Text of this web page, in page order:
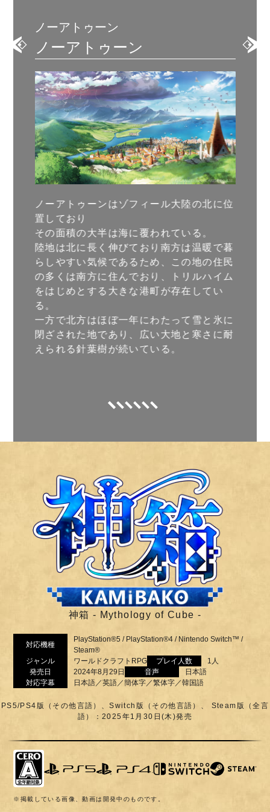
ノーアトゥーン
ノーアトゥーン
ノーアトゥーンはゾフィール大陸の北に位
置しており
その面積の大半は海に覆われている。
陸地は北に長く伸びており南方は温暖で暮
らしやすい気候であるため、この地の住民
の多くは南方に住んでおり、トリルハイム
をはじめとする大きな港町が存在してい
る。
一方で北方はほぼ一年にわたって雪と氷に
閉ざされた地であり、広い大地と寒さに耐
えられる針葉樹が続いている。
神箱 - Mythology of Cube -
対応機種
PlayStation®5 / PlayStation®4 / Nintendo Switch™ /
Steam®
ジャンル
ワールドクラフトRPG プレイ人数
1人
発売日
2024年8月29日 音声
日本語
対応字幕
日本語／英語／簡体字／繁体字／韓国語
PS5/PS4版（その他言語）、Switch版（その他言語）、 Steam版（全言
語）：2025年1月30日(木)発売
※掲載している画像、動画は開発中のものです。